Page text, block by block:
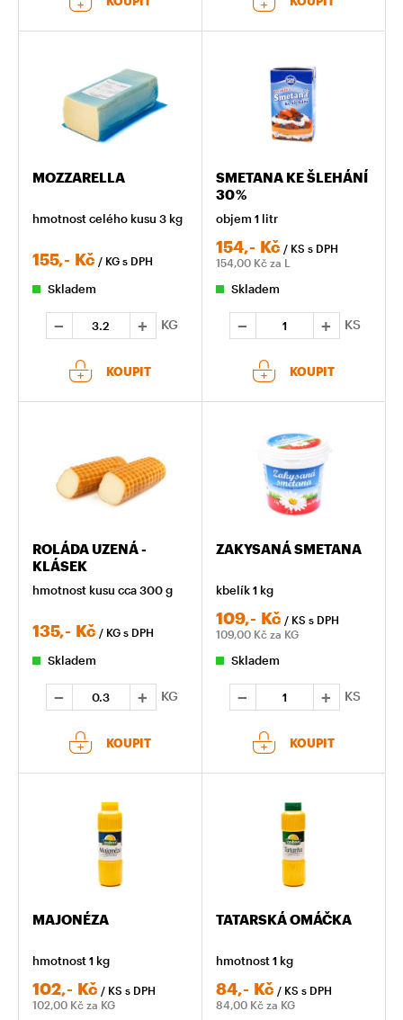
MOZZARELLA
hmotnost celého kusu 3 kg
155,- Kč / KG s DPH
Skladem
KG
KOUPIT
SMETANA KE ŠLEHÁNÍ
30 %
objem 1 litr
154,- Kč / KS s DPH
154,00 Kč za L
Skladem
KS
KOUPIT
ROLÁDA UZENÁ -
KLÁSEK
hmotnost kusu cca 300 g
135,- Kč / KG s DPH
Skladem
KG
KOUPIT
ZAKYSANÁ SMETANA
kbelík 1 kg
109,- Kč / KS s DPH
109,00 Kč za KG
Skladem
KS
KOUPIT
MAJONÉZA
hmotnost 1 kg
102,- Kč / KS s DPH
102,00 Kč za KG
TATARSKÁ OMÁČKA
hmotnost 1 kg
84,- Kč / KS s DPH
84,00 Kč za KG